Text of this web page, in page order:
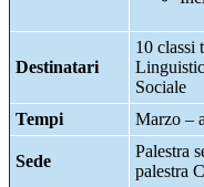
Destinatari
10 classi
Sociale
Tempi
Marzo –
Sede
Palestra
palestra